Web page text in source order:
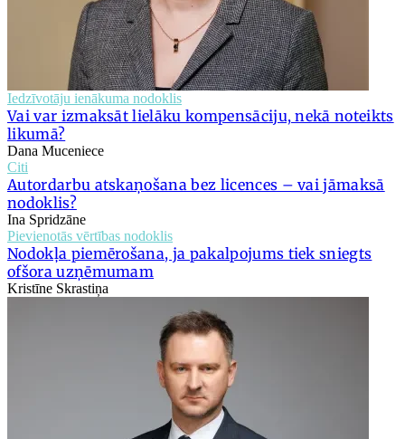
Iedzīvotāju ienākuma nodoklis
Vai var izmaksāt lielāku kompensāciju, nekā noteikts
likumā?
Dana Muceniece
Citi
Autordarbu atskaņošana bez licences – vai jāmaksā
nodoklis?
Ina Spridzāne
Pievienotās vērtības nodoklis
Nodokļa piemērošana, ja pakalpojums tiek sniegts
ofšora uzņēmumam
Kristīne Skrastiņa